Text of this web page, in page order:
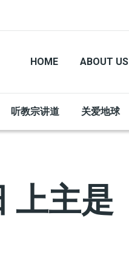
HOME ABOUT US
听教宗讲道 关爱地球
上主是